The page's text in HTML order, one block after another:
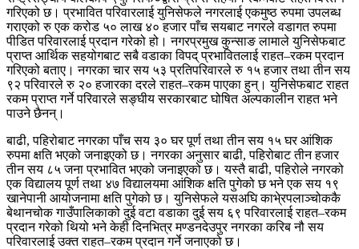
गरिएको छ। प्रभावित परिवारलाई युनिसेफले नगरलाई एकमुष्ठ रुपमा उपलब्ध
गराएको रु एक करोड ५० लाख ४० हजार पाँच सयबाट नगरले वडागत रुपमा
पीडित परिवारलाई प्रदान गरेको हो। नगरप्रमुख कुन्साङ लामाले युनिसेफबाट
प्राप्त आर्थिक सहयोगबाट सबै वडाका विपद् प्रभावितलाई राहत–रकम प्रदान
गरिएको बताए। नगरका चार सय ५३ प्रतिपरिवारले रु १५ हजार तथा तीन सय
९२ परिवारले रु २० हजारका दरले राहत–रकम पाएका हुन्। युनिसेफबाट राहत
रकम प्राप्त गर्ने परिवारले सङ्घीय सरकारबाट घोषित अल्पकालीन राहत भने
पाउने छैनन्।
बाढी, पहिरोबाट नगरका पाँच सय ३० घर पूर्ण तथा तीन सय १५ घर आंशिक
रुपमा क्षति भएको जनाइएको छ। नगरका अनुसार बाढी, पहिरोबाट तीन हजार
तीन सय ८५ जना प्रभावित भएको जनाइएको छ। यस्तै बाढी, पहिरोले नगरको
एक विद्यालय पूर्ण तथा ४७ विद्यालयमा आंशिक क्षति पुगेको छ भने एक सय १९
खानेपानी आयोजनामा क्षति पुगेको छ। युनिसेफले यसअघि काभे्रपलाञ्चोककै
बेथानचोक गाउँपालिकाको दुई वटा वडाका दुई सय ६९ परिवारलाई राहत–रकम
प्रदान गरेको थियो भने केही दिनभित्र मण्डनदेउपुर नगरका करिब नौ सय
परिवारलाई उक्त राहत–रकम प्रदान गर्ने जनाएको छ।